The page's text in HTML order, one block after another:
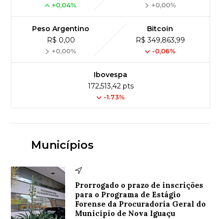
+0,04% +0,00%
Peso Argentino
R$ 0,00
+0,00%
Bitcoin
R$ 349,863,99
-0,06%
Ibovespa
172,513,42 pts
-1.73%
Municípios
Prorrogado o prazo de inscrições
para o Programa de Estágio
Forense da Procuradoria Geral do
Município de Nova Iguaçu